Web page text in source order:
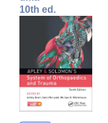
10th ed.